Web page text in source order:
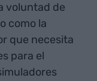
voluntad de
como la
que necesita
para el